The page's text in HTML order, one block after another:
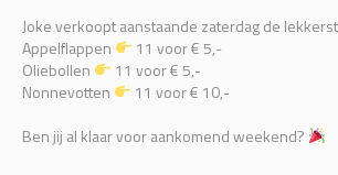
Joke verkoopt aanstaande zaterdag de
Appelflappen
11 voor € 5,-
Oliebollen
11 voor € 5,-
Nonnevotten
11 voor € 10,-
Ben jij al klaar voor aankomend weekend?